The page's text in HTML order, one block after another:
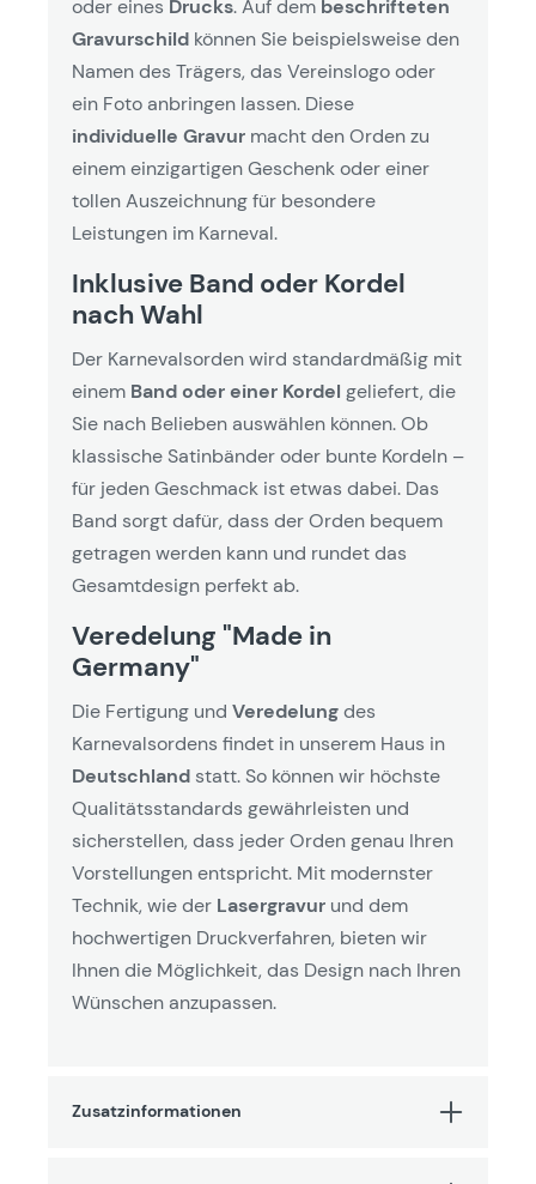
oder eines Drucks. Auf dem beschrifteten
Gravurschild können Sie beispielsweise den
Namen des Trägers, das Vereinslogo oder
ein Foto anbringen lassen. Diese
individuelle Gravur macht den Orden zu
einem einzigartigen Geschenk oder einer
tollen Auszeichnung für besondere
Leistungen im Karneval.
Inklusive Band oder Kordel
nach Wahl
Der Karnevalsorden wird standardmäßig mit
einem Band oder einer Kordel geliefert, die
Sie nach Belieben auswählen können. Ob
klassische Satinbänder oder bunte Kordeln –
für jeden Geschmack ist etwas dabei. Das
Band sorgt dafür, dass der Orden bequem
getragen werden kann und rundet das
Gesamtdesign perfekt ab.
Veredelung "Made in
Germany"
Die Fertigung und Veredelungdes
Karnevalsordens findet in unserem Haus in
Deutschland statt. So können wir höchste
Qualitätsstandards gewährleisten und
sicherstellen, dass jeder Orden genau Ihren
Vorstellungen entspricht. Mit modernster
Technik, wie der Lasergravur und dem
hochwertigen Druckverfahren, bieten wir
Ihnen die Möglichkeit, das Design nach Ihren
Wünschen anzupassen.
Zusatzinformationen